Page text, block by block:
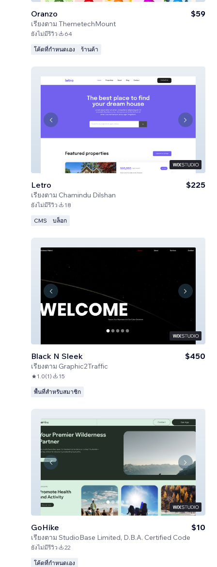
Oranzo
เรียงตาม ThemetechMount
$59
ยังไม่มีรีวิว 64
โค้ดที่กำหนดเอง ร้านค้า
Letro
เรียงตาม Chamindu Dilshan
$225
ยังไม่มีรีวิว 18
CMS บล็อก
Black N Sleek
เรียงตาม Graphic2Traffic
$450
1.0(1) 15
พื้นที่สำหรับสมาชิก
GoHike
เรียงตาม StudioBase Limited, D.B.A. Certified Code
$10
ยังไม่มีรีวิว 22
โค้ดที่กำหนดเอง